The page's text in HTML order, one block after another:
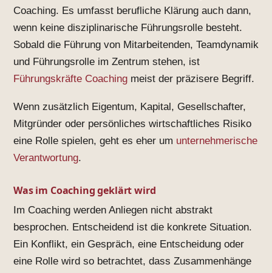
Coaching. Es umfasst berufliche Klärung auch dann,
wenn keine disziplinarische Führungsrolle besteht.
Sobald die Führung von Mitarbeitenden, Teamdynamik
und Führungsrolle im Zentrum stehen, ist
Führungskräfte Coaching meist der präzisere Begriff.
Wenn zusätzlich Eigentum, Kapital, Gesellschafter,
Mitgründer oder persönliches wirtschaftliches Risiko
eine Rolle spielen, geht es eher um unternehmerische
Verantwortung.
Was im Coaching geklärt wird
Im Coaching werden Anliegen nicht abstrakt
besprochen. Entscheidend ist die konkrete Situation.
Ein Konflikt, ein Gespräch, eine Entscheidung oder
eine Rolle wird so betrachtet, dass Zusammenhänge